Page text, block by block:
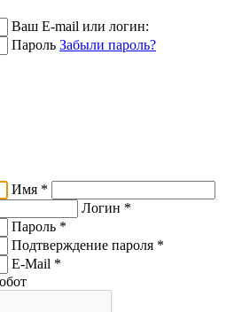
Ваш E-mail или логин:
Пароль Забыли пароль?
Имя *
Логин *
Пароль *
Подтверждение пароля *
E-Mail *